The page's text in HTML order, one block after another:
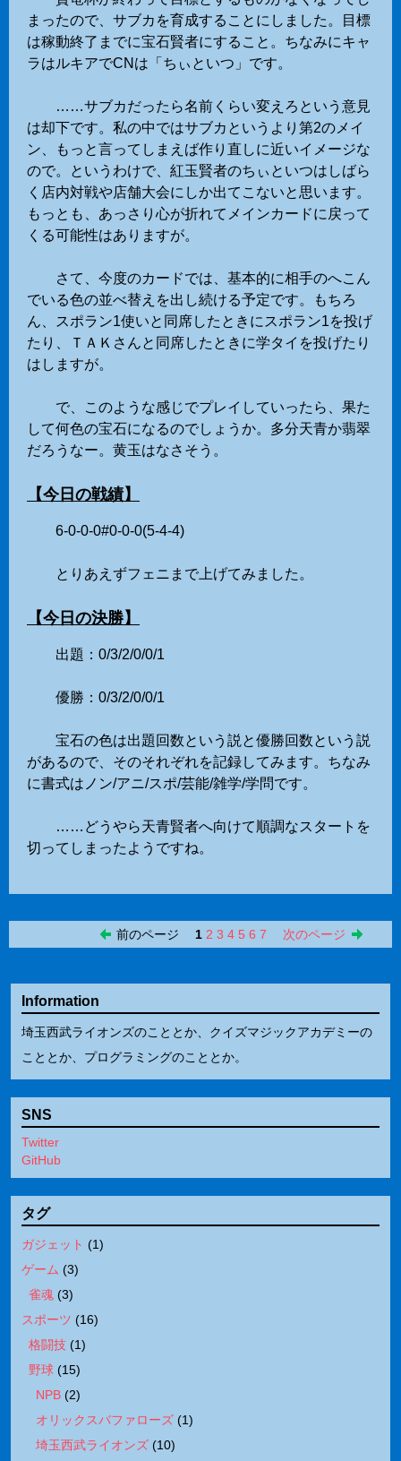
まったので、サブカを育成することにしました。目標
は稼動終了までに宝石賢者にすること。ちなみにキャ
ラはルキアでCNは「ちぃといつ」です。
……サブカだったら名前くらい変えろという意見
は却下です。私の中ではサブカというより第2のメイ
ン、もっと言ってしまえば作り直しに近いイメージな
ので。というわけで、紅玉賢者のちぃといつはしばら
く店内対戦や店舗大会にしか出てこないと思います。
もっとも、あっさり心が折れてメインカードに戻って
くる可能性はありますが。
さて、今度のカードでは、基本的に相手のへこん
でいる色の並べ替えを出し続ける予定です。もちろ
ん、スポラン1使いと同席したときにスポラン1を投げ
たり、ＴＡＫさんと同席したときに学タイを投げたり
はしますが。
で、このような感じでプレイしていったら、果た
して何色の宝石になるのでしょうか。多分天青か翡翠
だろうなー。黄玉はなさそう。
【今日の戦績】
6-0-0-0#0-0-0(5-4-4)
とりあえずフェニまで上げてみました。
【今日の決勝】
出題：0/3/2/0/0/1
優勝：0/3/2/0/0/1
宝石の色は出題回数という説と優勝回数という説
があるので、そのそれぞれを記録してみます。ちなみ
に書式はノン/アニ/スポ/芸能/雑学/学問です。
……どうやら天青賢者へ向けて順調なスタートを
切ってしまったようですね。
前のページ 1 2 3 4 5 6 7 次のページ
Information
埼玉西武ライオンズのこととか、クイズマジックアカデミーの
こととか、プログラミングのこととか。
SNS
Twitter
GitHub
タグ
ガジェット (1)
ゲーム (3)
雀魂 (3)
スポーツ (16)
格闘技 (1)
野球 (15)
NPB (2)
オリックスバファローズ (1)
埼玉西武ライオンズ (10)